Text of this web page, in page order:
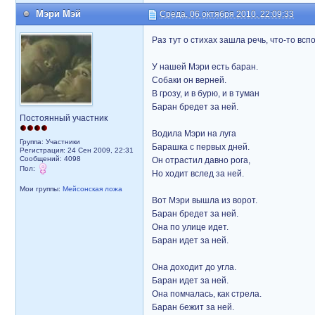
Мэри Мэй Среда, 06 октября 2010, 22:09:33
Постоянный участник
Группа: Участники
Регистрация: 24 Сен 2009, 22:31
Сообщений: 4098
Пол:
Мои группы: Мейсонская ложа
Раз тут о стихах зашла речь, что-то
У нашей Мэри есть баран.
Собаки он верней.
В грозу, и в бурю, и в туман
Баран бредет за ней.
Водила Мэри на луга
Барашка с первых дней.
Он отрастил давно рога,
Но ходит вслед за ней.
Вот Мэри вышла из ворот.
Баран бредет за ней.
Она по улице идет.
Баран идет за ней.
Она доходит до угла.
Баран идет за ней.
Она помчалась, как стрела.
Баран бежит за ней.